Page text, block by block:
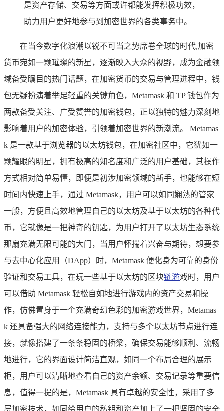
是资产存储、交易等方面或许都能发挥积极功效，
助力用户更好地参与到加密世界的各类事务中。
在当今数字化浪潮以锐不可当之势席卷全球的时代,加密
货币宛如一颗璀璨的新星，逐渐映入大众的视野，成为金融领
域备受瞩目的热门话题，在加密货币的交易与管理进程中，钱
包无疑扮演着举足轻重的关键角色，Metamask 和 TP 钱包作为
两款备受关注、广受赞誉的加密钱包，正以独特的魅力深刻地
影响着用户的加密体验，引领着加密世界的新潮流。 Metamas
k 是一款基于浏览器的以太坊钱包，在加密社区中，它犹如一
颗耀眼的明星，拥有极高的知名度和广泛的用户基础，其操作
方式相对简单易懂，即便是初涉加密领域的新手，也能够在短
时间内快速上手，通过 Metamask，用户可以如同娴熟的管家
一般，方便且高效地管理自己的以太坊及基于以太坊的各种代
币，它就像是一把神奇的钥匙，为用户打开了以太坊生态系统
那扇充满无限可能的大门，当用户怀揣着兴奋与期待，想要参
与去中心化应用（DApp）时，Metamask 便化身为可靠的身份
验证和交易工具，在玩一些基于以太坊的区块链游戏时，用户
可以借助 Metamask 轻松自如地进行游戏内的资产交易和操
作，仿佛置身于一个充满奇幻色彩的加密游戏世界，Metamas
k 还具备强大的网络连接能力，支持与多个以太坊节点进行连
接，就像搭建了一条条稳固的桥梁，确保交易能够顺利、流畅
地进行，它的界面设计简洁直观，如同一个布局合理的展示
柜，用户可以清晰地查看自己的资产余额、交易记录等重要信
息，值得一提的是，Metamask 具有卓越的安全性，采用了多
层加密技术，如同给用户的私钥和资产加上了一把坚固的安全